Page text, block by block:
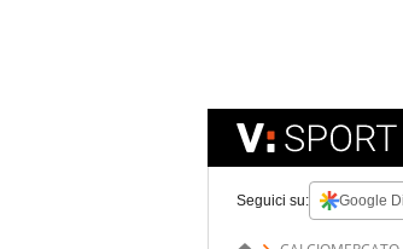
Seguici su: Google